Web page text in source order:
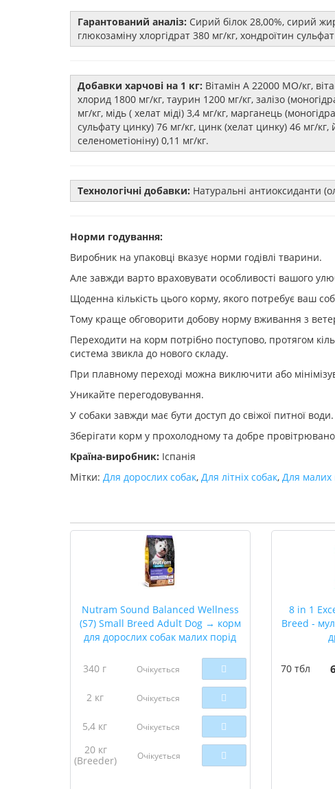
Гарантований аналіз: Сирий білок 28,00%, сирий
глюкозаміну хлоргідрат 380 мг/кг, хондроїтин
Добавки харчові на 1 кг: Вітамін А 22000 МО/кг,
хлорид 1800 мг/кг, таурин 1200 мг/кг, залізо
мг/кг, мідь ( хелат міді) 3,4 мг/кг, марганець
сульфату цинку) 76 мг/кг, цинк (хелат цинку) 46 мг/
селенометіоніну) 0,11 мг/кг.
Технологічні добавки: Натуральні антиоксиданти
Норми годування:
Виробник на упаковці вказує норми годівлі тварини.
Але завжди варто враховувати особливості вашого
Щоденна кількість цього корму, якого потребує ваш
Тому краще обговорити добову норму вживання з
Переходити на корм потрібно поступово, протягом
система звикла до нового складу.
При плавному переході можна виключити або
Уникайте перегодовування.
У собаки завжди має бути доступ до свіжої питної води.
Зберігати корм у прохолодному та добре
Країна-виробник: Іспанія
Мітки: Для дорослих собак, Для літніх собак, Для малих
Nutram Sound Balanced Wellness
(S7) Small Breed Adult Dog → корм
для дорослих собак малих порід
340 г Очікується
2 кг Очікується
5,4 кг Очікується
20 кг
(Breeder)
Очікується
8 in 1
Breed -
70 тбл